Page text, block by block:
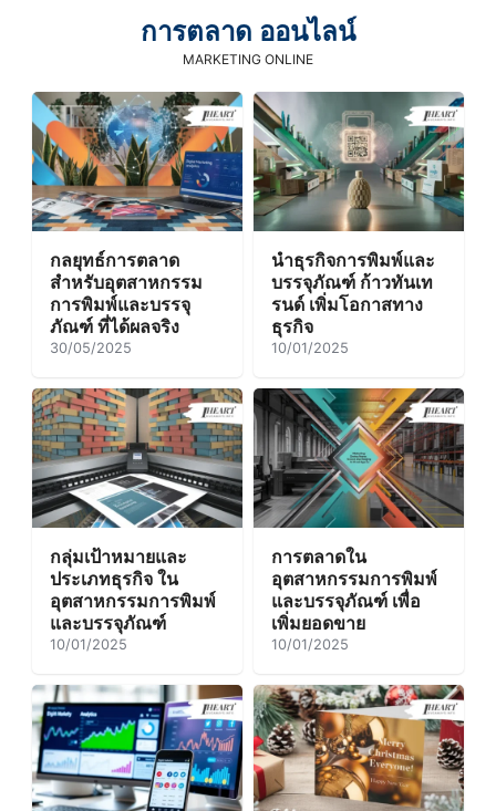
การตลาด ออนไลน์
MARKETING ONLINE
กลยุทธ์การตลาด
สำหรับอุตสาหกรรม
การพิมพ์และบรรจุ
ภัณฑ์ ที่ได้ผลจริง
30/05/2025
นำธุรกิจการพิมพ์และ
บรรจุภัณฑ์ ก้าวทันเท
รนด์ เพิ่มโอกาสทาง
ธุรกิจ
10/01/2025
กลุ่มเป้าหมายและ
ประเภทธุรกิจ ใน
อุตสาหกรรมการพิมพ์
และบรรจุภัณฑ์
10/01/2025
การตลาดใน
อุตสาหกรรมการพิมพ์
และบรรจุภัณฑ์ เพื่อ
เพิ่มยอดขาย
10/01/2025